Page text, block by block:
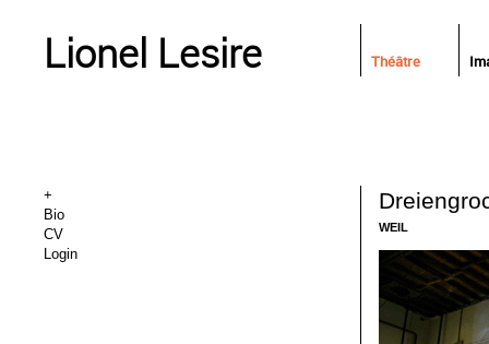
Lionel Lesire Théâtre
+
Bio
CV
Login
WEIL